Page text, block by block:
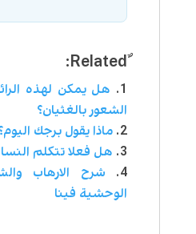
ٌRelated:
هل يمكن لهذه
الشعور بالغثيان؟
ماذا يقول برجك
هل فعلا تتكلم
شرح الارهاب
الوحشية فينا